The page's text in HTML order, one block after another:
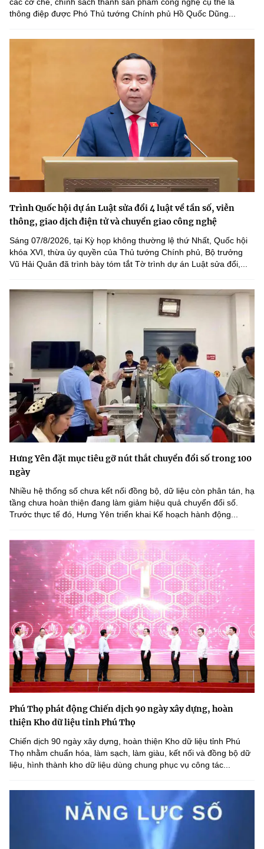
thông điệp được Phó Thủ tướng Chính phủ Hồ Quốc Dũng...
Trình Quốc hội dự án Luật sửa đổi 4 luật về tần số, viễn
thông, giao dịch điện tử và chuyển giao công nghệ
Sáng 07/8/2026, tại Kỳ họp không thường lệ thứ Nhất, Quốc hội
khóa XVI, thừa ủy quyền của Thủ tướng Chính phủ, Bộ trưởng
Vũ Hải Quân đã trình bày tóm tắt Tờ trình dự án Luật sửa đổi,...
Hưng Yên đặt mục tiêu gỡ nút thắt chuyển đổi số trong 100
ngày
Nhiều hệ thống số chưa kết nối đồng bộ, dữ liệu còn phân tán, hạ
tầng chưa hoàn thiện đang làm giảm hiệu quả chuyển đổi số.
Trước thực tế đó, Hưng Yên triển khai Kế hoạch hành động...
Phú Thọ phát động Chiến dịch 90 ngày xây dựng, hoàn
thiện Kho dữ liệu tỉnh Phú Thọ
Chiến dịch 90 ngày xây dựng, hoàn thiện Kho dữ liệu tỉnh Phú
Thọ nhằm chuẩn hóa, làm sạch, làm giàu, kết nối và đồng bộ dữ
liệu, hình thành kho dữ liệu dùng chung phục vụ công tác...